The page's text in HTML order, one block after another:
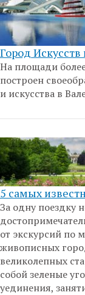
Город
На площади
построен
и искусства в
5 самых
За одну поездку
от экскурсий по
живописных
великолепных
собой зеленые
уединения,